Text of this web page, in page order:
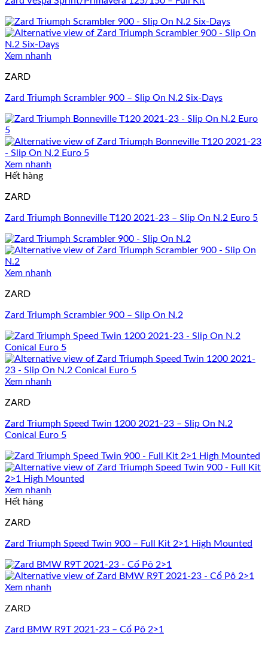
Xem nhanh
ZARD
Zard Triumph Scrambler 900 – Slip On N.2 Six-Days
Xem nhanh
Hết hàng
ZARD
Zard Triumph Bonneville T120 2021-23 – Slip On N.2 Euro 5
Xem nhanh
ZARD
Zard Triumph Scrambler 900 – Slip On N.2
Xem nhanh
ZARD
Zard Triumph Speed Twin 1200 2021-23 – Slip On N.2
Conical Euro 5
Xem nhanh
Hết hàng
ZARD
Zard Triumph Speed Twin 900 – Full Kit 2>1 High Mounted
Xem nhanh
ZARD
Zard BMW R9T 2021-23 – Cổ Pô 2>1